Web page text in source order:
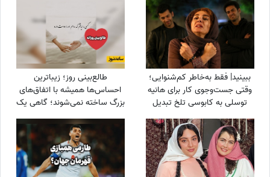
ببینید| فقط به‌خاطر کم‌شنوایی؛
وقتی جست‌وجوی کار برای هانیه
توسلی به کابوسی تلخ تبدیل
می‌شود
طالع‌بینی روز؛ زیباترین
احساس‌ها همیشه با اتفاق‌های
بزرگ ساخته نمی‌شوند؛ گاهی یک
نگاه یا یک توجه کوتاه می‌تواند
یک روز معمولی را به خاطره‌ای
خاص تبدیل کند / پنج‌شنبه 15
مرداد 1405